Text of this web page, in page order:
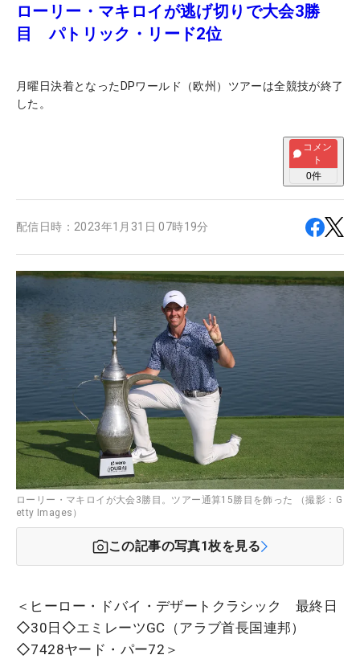
ローリー・マキロイが逃げ切りで大会3勝
目 パトリック・リード2位
月曜日決着となったDPワールド（欧州）ツアーは全競技が終了
した。
コメン
ト
0件
配信日時： 2023年1月31日 07時19分
ローリー・マキロイが大会3勝目。ツアー通算15勝目を飾った （撮影：G
etty Images）
この記事の写真1枚を見る
＜ヒーロー・ドバイ・デザートクラシック 最終日
◇30日◇エミレーツGC（アラブ首長国連邦）
◇7428ヤード・パー72＞